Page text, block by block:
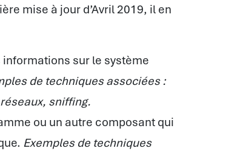
mise à jour d’Avril 2019, il en
sur le système
de techniques associées :
sniffing.
ou un autre composant qui
Exemples de techniques